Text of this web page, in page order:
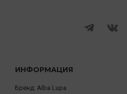
ИНФОРМАЦИЯ
Бренд: Alba Lupa